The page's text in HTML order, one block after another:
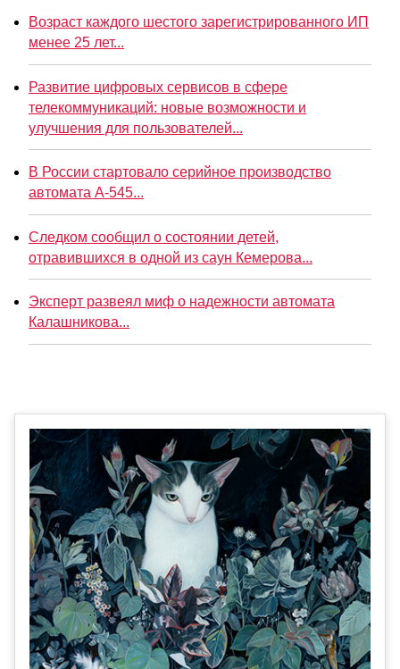
Возраст каждого шестого зарегистрированного ИП
менее 25 лет...
Развитие цифровых сервисов в сфере
телекоммуникаций: новые возможности и
улучшения для пользователей...
В России стартовало серийное производство
автомата А-545...
Следком сообщил о состоянии детей,
отравившихся в одной из саун Кемерова...
Эксперт развеял миф о надежности автомата
Калашникова...